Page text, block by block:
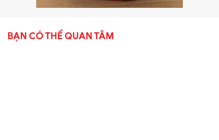
BẠN CÓ THỂ QUAN TÂM